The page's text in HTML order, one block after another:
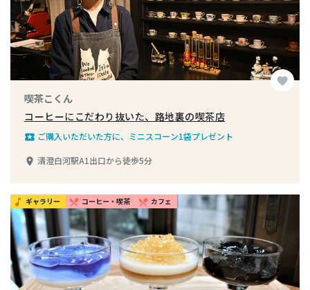
favorite
喫茶こくん
コーヒーにこだわり抜いた、路地裏の喫茶店
local_play ご購入いただいた方に、ミニスコーン1袋プレゼント
place 清澄白河駅A1出口から徒歩5分
music_note ギャラリー restaurant_menu コーヒー・喫茶 restaurant_menu カフェ